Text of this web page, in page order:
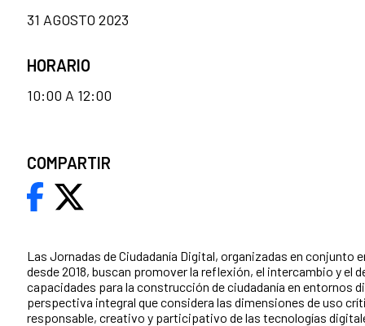
Las Jornadas de Ciudadanía Digital, organizadas en conjunto
desde 2018, buscan promover la reflexión, el intercambio y el
capacidades para la construcción de ciudadanía en entornos
perspectiva integral que considera las dimensiones de uso
responsable, creativo y participativo de las tecnologías
31 AGOSTO 2023
HORARIO
10:00 A 12:00
COMPARTIR